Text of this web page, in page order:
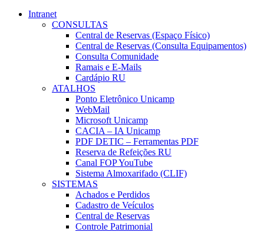
Intranet
CONSULTAS
Central de Reservas (Espaço Físico)
Central de Reservas (Consulta Equipamentos)
Consulta Comunidade
Ramais e E-Mails
Cardápio RU
ATALHOS
Ponto Eletrônico Unicamp
WebMail
Microsoft Unicamp
CACIA – IA Unicamp
PDF DETIC – Ferramentas PDF
Reserva de Refeições RU
Canal FOP YouTube
Sistema Almoxarifado (CLIF)
SISTEMAS
Achados e Perdidos
Cadastro de Veículos
Central de Reservas
Controle Patrimonial